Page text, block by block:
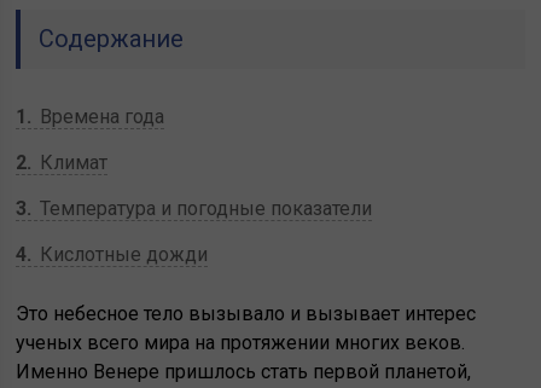
Содержание
1
Времена года
2
Климат
3
Температура и погодные показатели
4
Кислотные дожди
Это небесное тело вызывало и вызывает интерес
ученых всего мира на протяжении многих веков.
Именно Венере пришлось стать первой планетой,